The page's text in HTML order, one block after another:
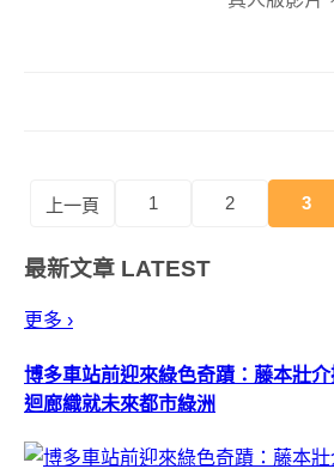
上一頁 1 2 3
最新文章 LATEST
更多 ›
博多車站前迎來綠色奇蹟：藤本壯
迴廊織就未來都市綠洲